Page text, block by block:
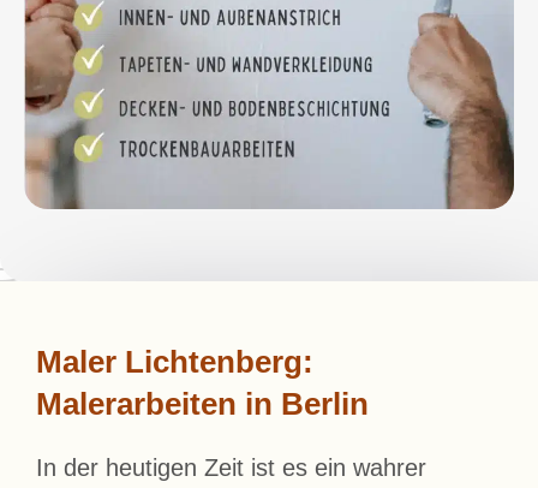
Maler Lichtenberg:
Malerarbeiten in Berlin
In der heutigen Zeit ist es ein wahrer